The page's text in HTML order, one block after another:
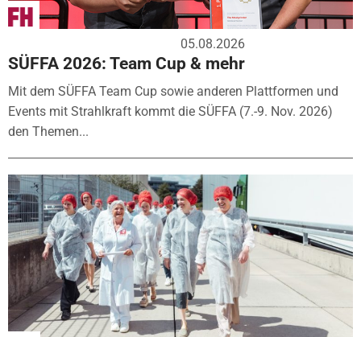
05.08.2026
SÜFFA 2026: Team Cup & mehr
Mit dem SÜFFA Team Cup sowie anderen Plattformen und
Events mit Strahlkraft kommt die SÜFFA (7.-9. Nov. 2026)
den Themen...